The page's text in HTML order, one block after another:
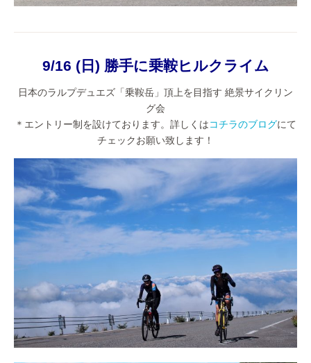
9/16 (日) 勝手に乗鞍ヒルクライム
日本のラルプデュエズ「乗鞍岳」頂上を目指す 絶景サイクリン
グ会
＊エントリー制を設けております。詳しくはコチラのブログにて
チェックお願い致します！